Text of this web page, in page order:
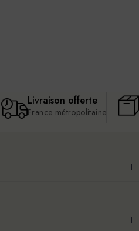
Livraison offerte
France métropolitaine